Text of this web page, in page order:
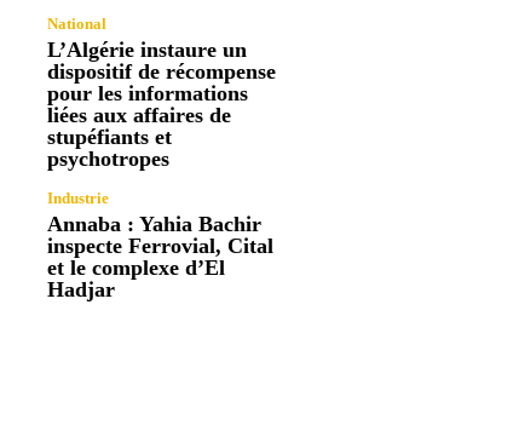
National
L’Algérie instaure un
dispositif de récompense
pour les informations
liées aux affaires de
stupéfiants et
psychotropes
Industrie
Annaba : Yahia Bachir
inspecte Ferrovial, Cital
et le complexe d’El
Hadjar